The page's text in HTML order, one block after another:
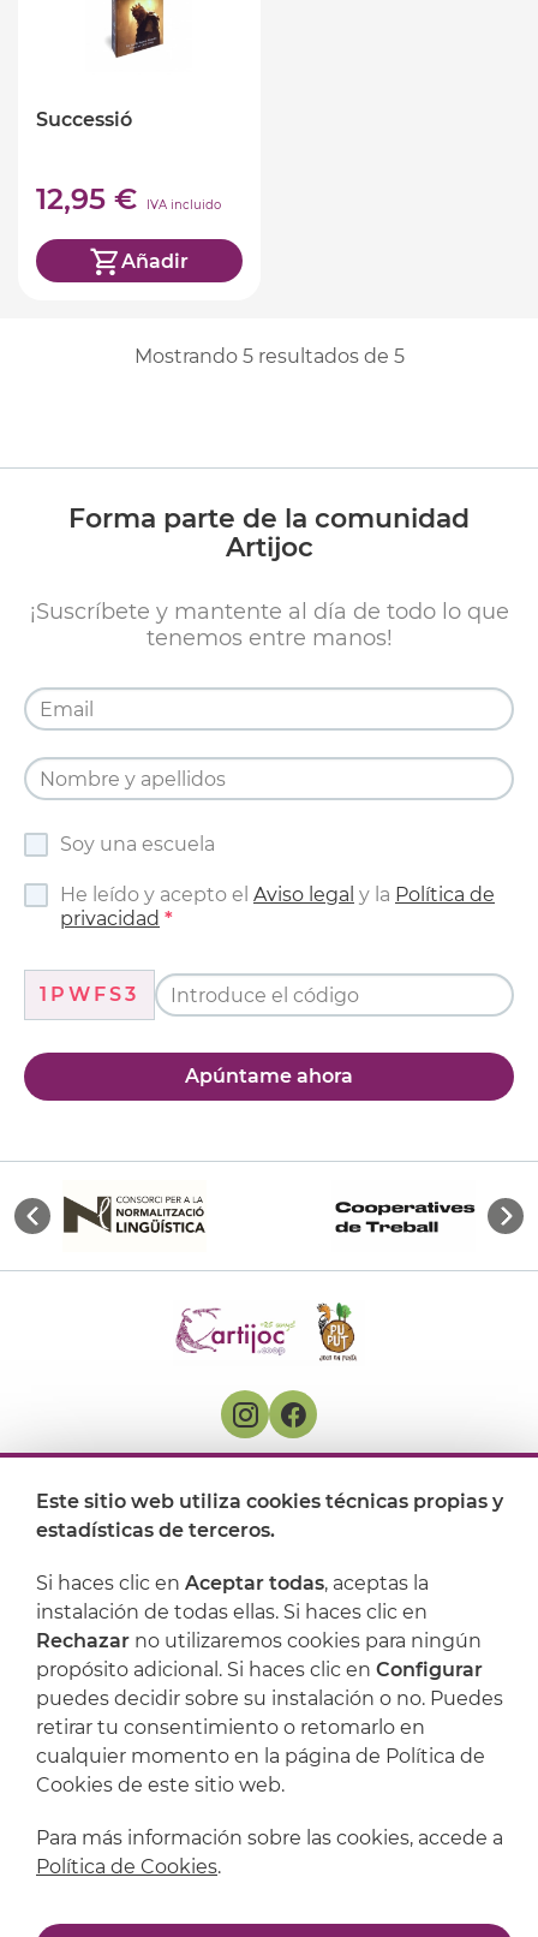
Successió
12,95 € IVA incluido
Añadir
Mostrando 5resultados de 5
Forma parte de la comunidad
Artijoc
¡Suscríbete y mantente al día de todo lo que
tenemos entre manos!
Soy una escuela
He leído y acepto el Aviso legal y la Política de
privacidad
1PWFS3
Apúntame ahora
Artijoc
Soporte
Este sitio web utiliza cookies técnicas propias y
estadísticas de terceros.
Si haces clic en Aceptar todas, aceptas la
instalación de todas ellas. Si haces clic en
Rechazar no utilizaremos cookies para ningún
propósito adicional. Si haces clic en Configurar
puedes decidir sobre su instalación o no. Puedes
retirar tu consentimiento o retomarlo en
cualquier momento en la página de Política de
Cookies de este sitio web.
Para más información sobre las cookies, accede a
Política de Cookies.